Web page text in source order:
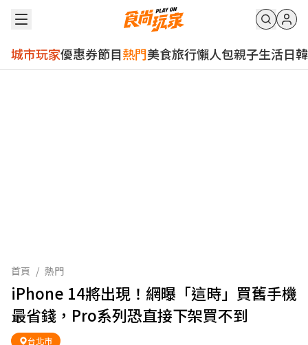
城市玩家優惠券節目熱門美食旅行懶人包親子生活日韓
首頁 / 熱門
iPhone 14將出現！網曝「這時」買舊手機
最省錢，Pro系列恐直接下架買不到
台北市